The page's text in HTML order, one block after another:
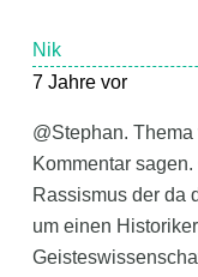
Nik
7 Jahre vor
@Stephan.
Kommentar
Rassismus der da
um einen